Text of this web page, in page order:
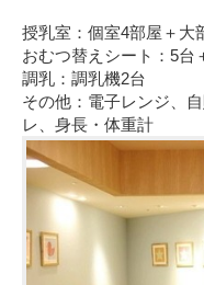
授乳室：個室4部屋＋大
おむつ替えシート：5台
調乳：調乳機2台
その他：電子レンジ、
レ、身長・体重計